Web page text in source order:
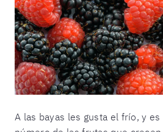
A las bayas les gusta el frío, y